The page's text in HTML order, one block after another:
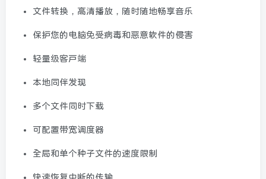
文件转换，高清播放，随时随地畅享音乐
保护您的电脑免受病毒和恶意软件的侵害
轻量级客户端
本地同伴发现
多个文件同时下载
可配置带宽调度器
全局和单个种子文件的速度限制
快速恢复中断的传输